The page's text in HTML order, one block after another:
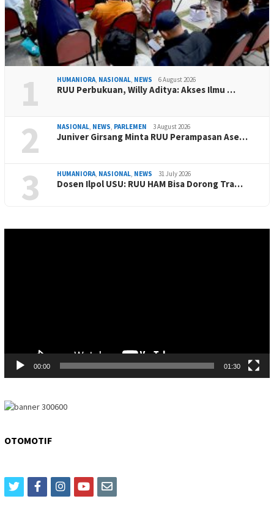
1 HUMANIORA, NASIONAL, NEWS 6 August 2026
RUU Perbukuan, Willy Aditya: Akses Ilmu …
2 NASIONAL, NEWS, PARLEMEN 3 August 2026
Juniver Girsang Minta RUU Perampasan Ase…
3 HUMANIORA, NASIONAL, NEWS 31 July 2026
Dosen Ilpol USU: RUU HAM Bisa Dorong Tra…
00:00 01:30
OTOMOTIF
twitterfacebookinstagram
youtubeemail